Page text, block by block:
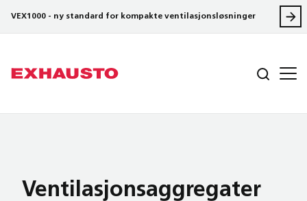
VEX1000 - ny standard for kompakte ventilasjonsløsninger
Ventilasjons­aggregater